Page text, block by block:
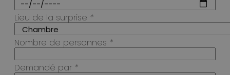
Lieu de la surprise *
Nombre de personnes *
Demandé par *